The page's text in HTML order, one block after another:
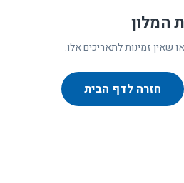
המלון
שאין זמינות לתאריכים אלו.
חזרה לדף הבית